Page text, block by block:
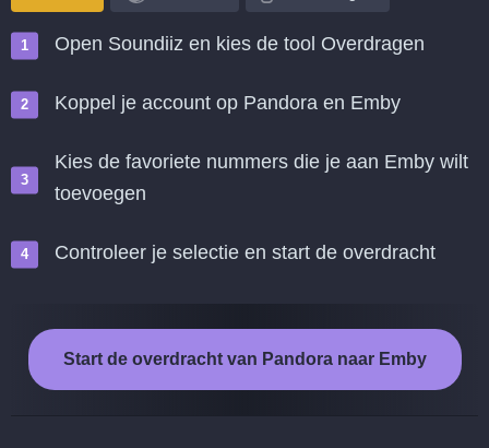
Open Soundiiz en kies de tool Overdragen
Koppel je account op Pandora en Emby
Kies de favoriete nummers die je aan Emby wilt
toevoegen
Controleer je selectie en start de overdracht
Start de overdracht van Pandora naar Emby